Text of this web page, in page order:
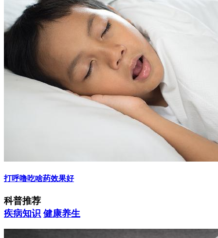
打呼噜吃啥药效果好
科普推荐
疾病知识 健康养生